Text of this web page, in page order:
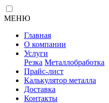
МЕНЮ
Главная
О компании
Услуги
Резка Металлобработка
Прайс-лист
Калькулятор металла
Доставка
Контакты